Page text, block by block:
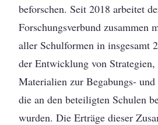
beforschen. Seit 2018 arbeitet
Forschungsverbund zusammen
aller Schulformen in insgesamt
der Entwicklung von
Materialien zur Begabungs-
die an den beteiligten Schulen
wurden. Die Erträge dieser